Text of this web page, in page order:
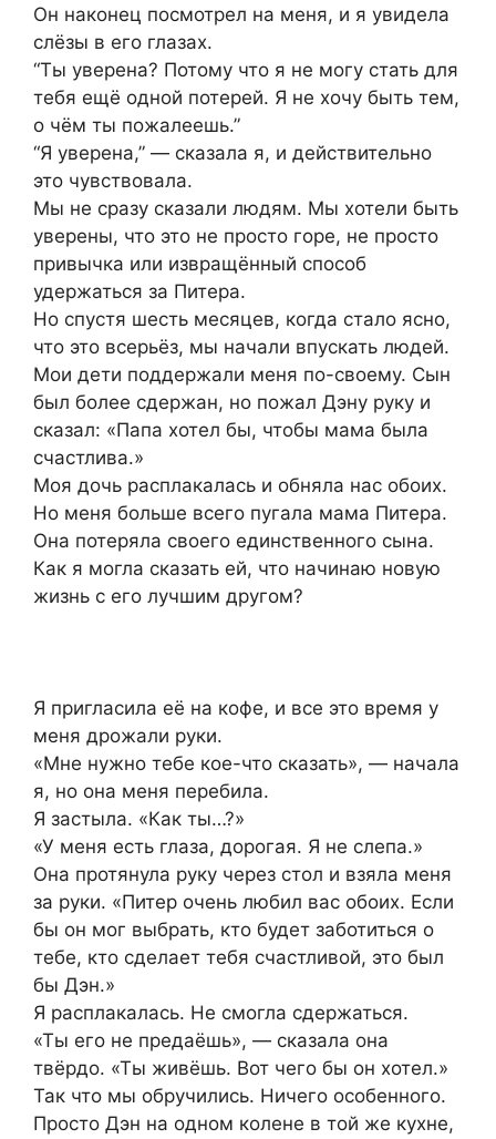
Он наконец посмотрел на меня, и я увидела
слёзы в его глазах.
“Ты уверена? Потому что я не могу стать для
тебя ещё одной потерей. Я не хочу быть тем,
о чём ты пожалеешь.”
“Я уверена,” — сказала я, и действительно
это чувствовала.
Мы не сразу сказали людям. Мы хотели быть
уверены, что это не просто горе, не просто
привычка или извращённый способ
удержаться за Питера.
Но спустя шесть месяцев, когда стало ясно,
что это всерьёз, мы начали впускать людей.
Мои дети поддержали меня по-своему. Сын
был более сдержан, но пожал Дэну руку и
сказал: «Папа хотел бы, чтобы мама была
счастлива.»
Моя дочь расплакалась и обняла нас обоих.
Но меня больше всего пугала мама Питера.
Она потеряла своего единственного сына.
Как я могла сказать ей, что начинаю новую
жизнь с его лучшим другом?
Я пригласила её на кофе, и все это время у
меня дрожали руки.
«Мне нужно тебе кое-что сказать», — начала
я, но она меня перебила.
Я застыла. «Как ты…?»
«У меня есть глаза, дорогая. Я не слепа.»
Она протянула руку через стол и взяла меня
за руки. «Питер очень любил вас обоих. Если
бы он мог выбрать, кто будет заботиться о
тебе, кто сделает тебя счастливой, это был
бы Дэн.»
Я расплакалась. Не смогла сдержаться.
«Ты его не предаёшь», — сказала она
твёрдо. «Ты живёшь. Вот чего бы он хотел.»
Так что мы обручились. Ничего особенного.
Просто Дэн на одном колене в той же кухне,